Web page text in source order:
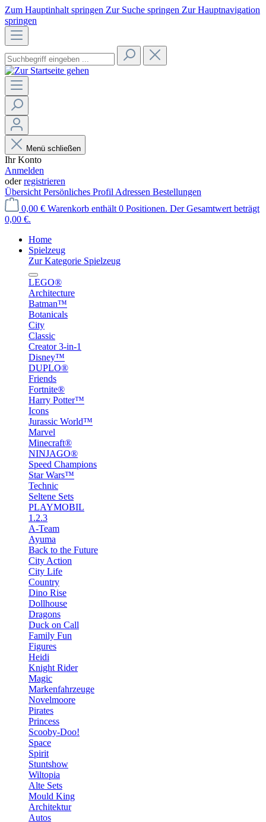
Zum Hauptinhalt springen Zur Suche springen Zur Hauptnavigation
springen
Menü schließen
Ihr Konto
Anmelden
oderregistrieren
Übersicht Persönliches Profil Adressen Bestellungen
0,00 € Warenkorb enthält 0 Positionen. Der Gesamtwert beträgt
0,00 €.
Home
Spielzeug
Zur Kategorie Spielzeug
LEGO®
Architecture
Batman™
Botanicals
City
Classic
Creator 3-in-1
Disney™
DUPLO®
Friends
Fortnite®
Harry Potter™
Icons
Jurassic World™
Marvel
Minecraft®
NINJAGO®
Speed Champions
Star Wars™
Technic
Seltene Sets
PLAYMOBIL
1.2.3
A-Team
Ayuma
Back to the Future
City Action
City Life
Country
Dino Rise
Dollhouse
Dragons
Duck on Call
Family Fun
Figures
Heidi
Knight Rider
Magic
Markenfahrzeuge
Novelmoore
Pirates
Princess
Scooby-Doo!
Space
Spirit
Stuntshow
Wiltopia
Alte Sets
Mould King
Architektur
Autos